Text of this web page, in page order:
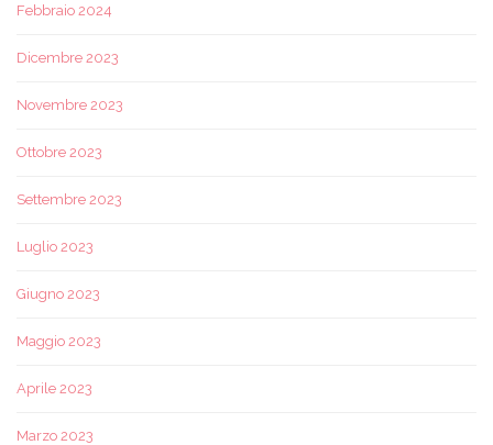
Febbraio 2024
Dicembre 2023
Novembre 2023
Ottobre 2023
Settembre 2023
Luglio 2023
Giugno 2023
Maggio 2023
Aprile 2023
Marzo 2023